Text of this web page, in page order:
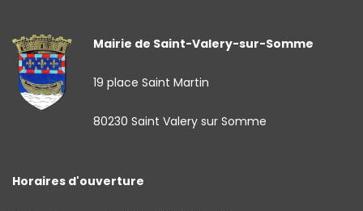
Mairie de Saint-Valery-sur-Somme
19 place Saint Martin
80230 Saint Valery sur Somme
Horaires d'ouverture